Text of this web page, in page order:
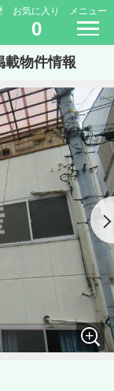
お気に入り
0
メニュー
載物件情報